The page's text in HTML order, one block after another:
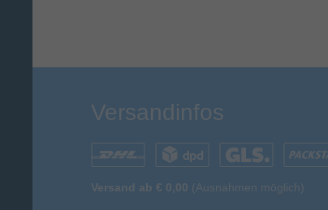
Versandinfos
Versand ab € 0,00 (Ausnahmen möglich)